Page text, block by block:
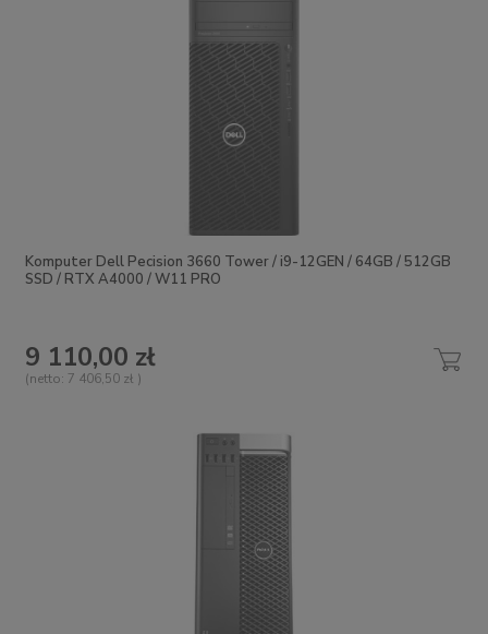
Komputer Dell Pecision 3660 Tower / i9-12GEN / 64GB / 512GB
SSD / RTX A4000 / W11 PRO
9 110,00 zł
(netto: 7 406,50 zł )